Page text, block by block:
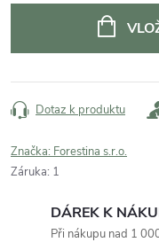
Dotaz k produktu
Značka: Forestina s.r.o.
Záruka: 1
DÁREK K
Při nákupu nad 1